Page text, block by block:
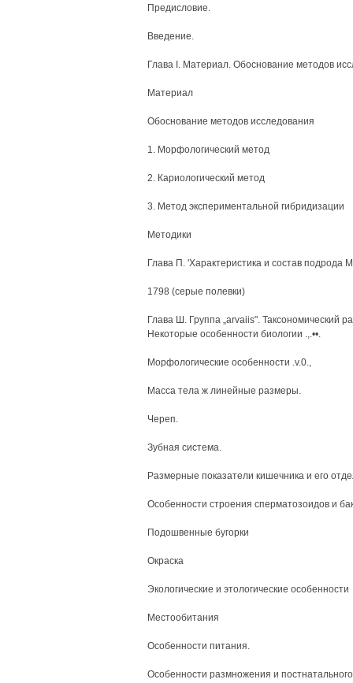
Предисловие.
Введение.
Глава I. Материал. Обоснование методов
Материал
Обоснование методов исследования
1. Морфологический метод
2. Кариологический метод
3. Метод экспериментальной гибридизации
Методики
Глава П. 'Характеристика и состав подрода
1798 (серые полевки)
Глава Ш. Группа „arvaiis". Таксономический
Некоторые особенности биологии .,.••.
Морфологические особенности .v.0.,
Масса тела ж линейные размеры.
Череп.
Зубная система.
Размерные показатели кишечника и его
Особенности строения сперматозоидов и
Подошвенные бугорки
Окраска
Экологические и этологические особенности
Местообитания
Особенности питания.
Особенности размножения и